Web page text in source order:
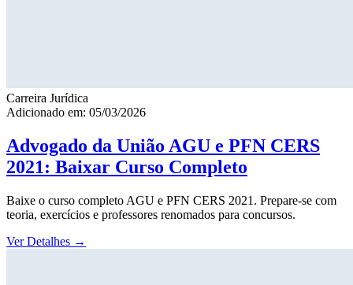
Carreira Jurídica
Adicionado em: 05/03/2026
Advogado da União AGU e PFN CERS
2021: Baixar Curso Completo
Baixe o curso completo AGU e PFN CERS 2021. Prepare-se com
teoria, exercícios e professores renomados para concursos.
Ver Detalhes →